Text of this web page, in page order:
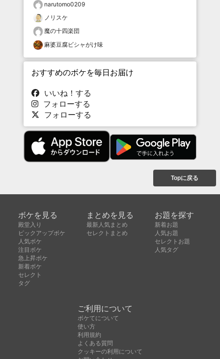
narutomo0209
ノリスケ
魔の十四楽団
麻婆豆腐ビシャがけ味
おすすめのボケを毎日お届け
いいね！する
フォローする
フォローする
Topに戻る
ボケを見る
殿堂入り
ピックアップボケ
人気ボケ
注目ボケ
急上昇ボケ
新着ボケ
セレクト
タグ
まとめを見る
最新人気まとめ
セレクトまとめ
お題を探す
新着お題
人気お題
セレクトお題
人気タグ
ご利用について
ボケてについて
使い方
利用規約
よくある質問
クッキーの利用について